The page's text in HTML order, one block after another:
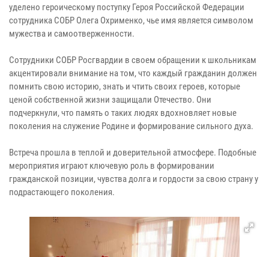
уделено героическому поступку Героя Российской Федерации
сотрудника СОБР Олега Охрименко, чье имя является символом
мужества и самоотверженности.
Сотрудники СОБР Росгвардии в своем обращении к школьникам
акцентировали внимание на том, что каждый гражданин должен
помнить свою историю, знать и чтить своих героев, которые
ценой собственной жизни защищали Отечество. Они
подчеркнули, что память о таких людях вдохновляет новые
поколения на служение Родине и формирование сильного духа.
Встреча прошла в теплой и доверительной атмосфере. Подобные
мероприятия играют ключевую роль в формировании
гражданской позиции, чувства долга и гордости за свою страну у
подрастающего поколения.